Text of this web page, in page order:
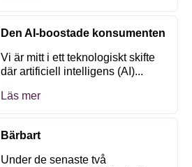
Den AI-boostade konsumenten
Vi är mitt i ett teknologiskt skifte
där artificiell intelligens (AI)...
Läs mer
Bärbart
Under de senaste två